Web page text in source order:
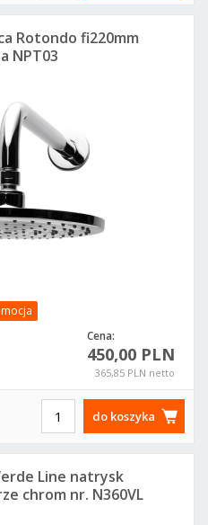
Cena:
450,00 PLN
365,85 PLN netto
Rotondo fi220mm
NPT03
do koszyka
Line natrysk
chrom nr. N360VL